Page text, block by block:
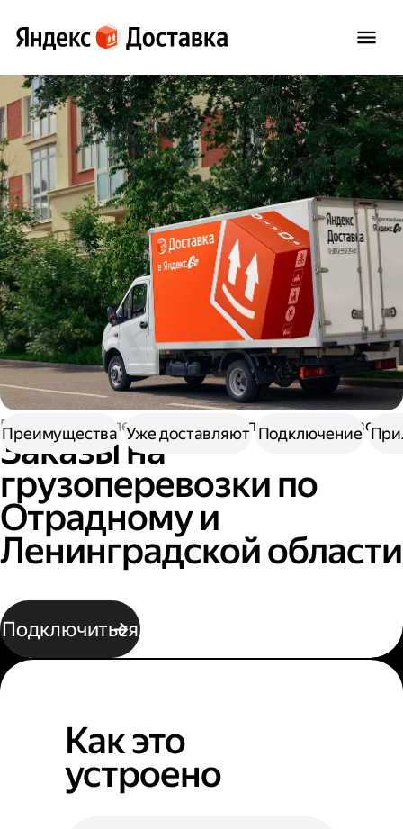
Работа водителем Заказы на перевозку грузов
Заказы на
грузоперевозки по
Отрадному и
Ленинградской области
Подключиться
Преимущества Уже доставляют Подключение
Как это
устроено